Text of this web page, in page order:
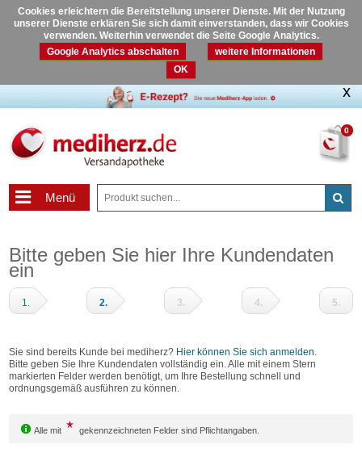
Cookies erleichtern die Bereitstellung unserer Dienste. Mit der Nutzung
unserer Dienste erklären Sie sich damit einverstanden, dass wir Cookies
verwenden. Weiterhin verwendet die Seite Google Analytics.
Google Analytics abschalten
weitere Informationen
OK
0
Menü
Bitte geben Sie hier Ihre Kundendaten
ein
1. 2. 3. 4.
und
Bestellen
5.
Sie sind bereits Kunde bei mediherz? Hier können Sie sich anmelden.
Bitte geben Sie Ihre Kundendaten vollständig ein. Alle mit einem Stern
markierten Felder werden benötigt, um Ihre Bestellung schnell und
ordnungsgemäß ausführen zu können.
Alle mit gekennzeichneten Felder sind Pflichtangaben.